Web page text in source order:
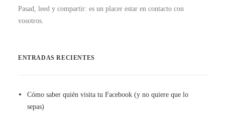
Pasad, leed y compartir: es un placer estar en contacto con
vosotros.
ENTRADAS RECIENTES
Cómo saber quién visita tu Facebook (y no quiere que lo
sepas)